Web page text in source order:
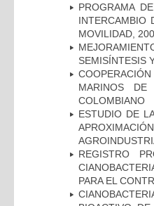
PROGRAMA
INTERCAMBIO
MOVILIDAD,
SEMISÍNTESIS
MARINOS DE
COLOMBIANO
ESTUDIO DE
REGISTRO
PARA EL